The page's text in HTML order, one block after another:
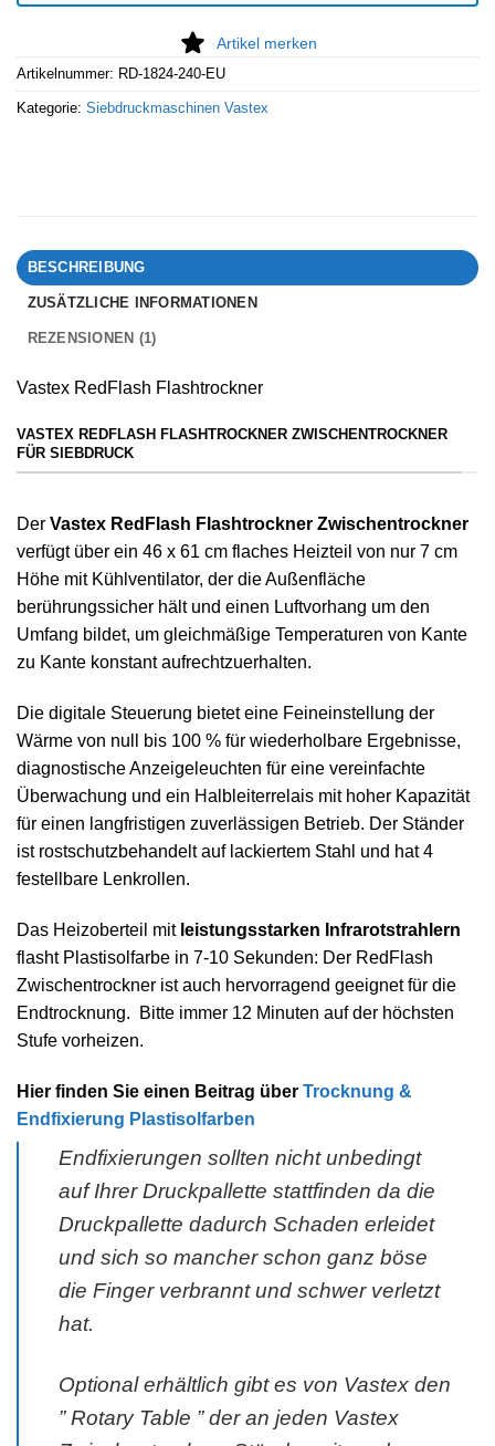
Artikel merken
Artikelnummer: RD-1824-240-EU
Kategorie: Siebdruckmaschinen Vastex
BESCHREIBUNG
ZUSÄTZLICHE INFORMATIONEN
REZENSIONEN (1)
Vastex RedFlash Flashtrockner
VASTEX REDFLASH FLASHTROCKNER ZWISCHENTROCKNER
FÜR SIEBDRUCK
Der Vastex RedFlash Flashtrockner Zwischentrockner
verfügt über ein 46 x 61 cm flaches Heizteil von nur 7 cm
Höhe mit Kühlventilator, der die Außenfläche
berührungssicher hält und einen Luftvorhang um den
Umfang bildet, um gleichmäßige Temperaturen von Kante
zu Kante konstant aufrechtzuerhalten.
Die digitale Steuerung bietet eine Feineinstellung der
Wärme von null bis 100 % für wiederholbare Ergebnisse,
diagnostische Anzeigeleuchten für eine vereinfachte
Überwachung und ein Halbleiterrelais mit hoher Kapazität
für einen langfristigen zuverlässigen Betrieb. Der Ständer
ist rostschutzbehandelt auf lackiertem Stahl und hat 4
festellbare Lenkrollen.
Das Heizoberteil mit leistungsstarken Infrarotstrahlern
flasht Plastisolfarbe in 7-10 Sekunden: Der RedFlash
Zwischentrockner ist auch hervorragend geeignet für die
Endtrocknung. Bitte immer 12 Minuten auf der höchsten
Stufe vorheizen.
Hier finden Sie einen Beitrag über Trocknung &
Endfixierung Plastisolfarben
Endfixierungen sollten nicht unbedingt
auf Ihrer Druckpallette stattfinden da die
Druckpallette dadurch Schaden erleidet
und sich so mancher schon ganz böse
die Finger verbrannt und schwer verletzt
hat.
Optional erhältlich gibt es von Vastex den
” Rotary Table ” der an jeden Vastex